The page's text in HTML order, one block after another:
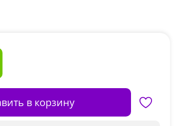
в корзину